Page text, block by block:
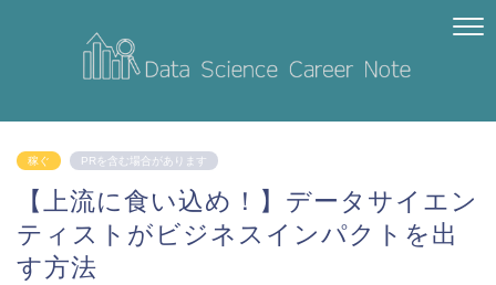
稼ぐ PRを含む場合があります
【上流に食い込め！】データサイエン
ティストがビジネスインパクトを出
す方法